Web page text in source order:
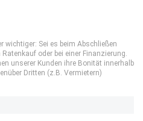
wichtiger: Sei es beim Abschließen
oder bei einer Finanzierung.
unserer Kunden ihre Bonität innerhalb
Dritten (z.B. Vermietern)